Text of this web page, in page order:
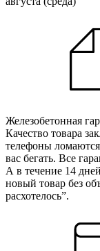
Железобетонная
Качество товара
телефоны
вас бегать. Все
А в течение 14
новый товар без
расхотелось”.